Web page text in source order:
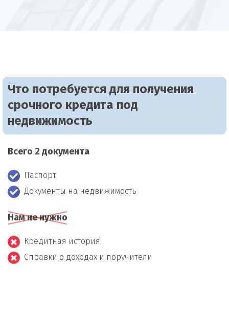
Что потребуется для получения
срочного кредита под
недвижимость
Всего 2 документа
Паспорт
Документы на недвижимость
Нам не нужно
Кредитная история
Справки о доходах и поручители